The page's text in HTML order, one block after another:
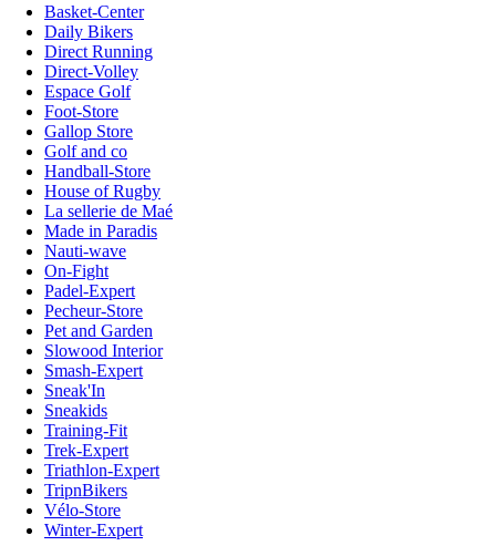
Basket-Center
Daily Bikers
Direct Running
Direct-Volley
Espace Golf
Foot-Store
Gallop Store
Golf and co
Handball-Store
House of Rugby
La sellerie de Maé
Made in Paradis
Nauti-wave
On-Fight
Padel-Expert
Pecheur-Store
Pet and Garden
Slowood Interior
Smash-Expert
Sneak'In
Sneakids
Training-Fit
Trek-Expert
Triathlon-Expert
TripnBikers
Vélo-Store
Winter-Expert